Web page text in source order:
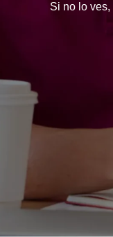
Si no lo ves,